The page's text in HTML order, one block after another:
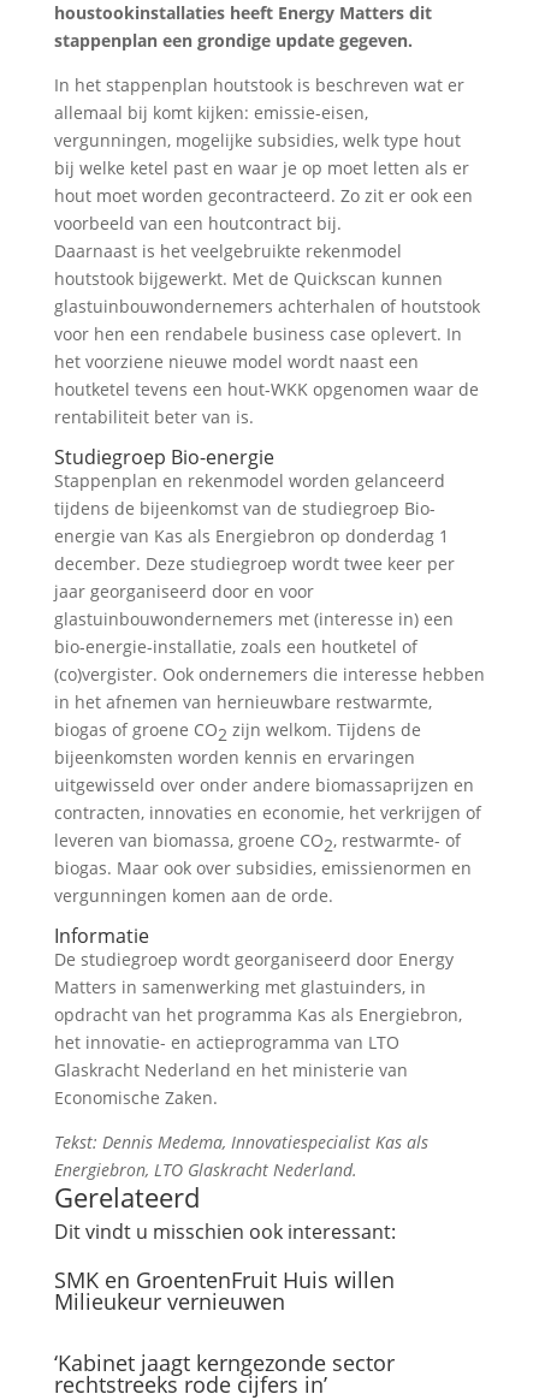
houstookinstallaties heeft Energy Matters dit
stappenplan een grondige update gegeven.
In het stappenplan houtstook is beschreven wat er
allemaal bij komt kijken: emissie-eisen,
vergunningen, mogelijke subsidies, welk type hout
bij welke ketel past en waar je op moet letten als er
hout moet worden gecontracteerd. Zo zit er ook een
voorbeeld van een houtcontract bij.
Daarnaast is het veelgebruikte rekenmodel
houtstook bijgewerkt. Met de Quickscan kunnen
glastuinbouwondernemers achterhalen of houtstook
voor hen een rendabele business case oplevert. In
het voorziene nieuwe model wordt naast een
houtketel tevens een hout-WKK opgenomen waar de
rentabiliteit beter van is.
Studiegroep Bio-energie
Stappenplan en rekenmodel worden gelanceerd
tijdens de bijeenkomst van de studiegroep Bio-
energie van Kas als Energiebron op donderdag 1
december. Deze studiegroep wordt twee keer per
jaar georganiseerd door en voor
glastuinbouwondernemers met (interesse in) een
bio-energie-installatie, zoals een houtketel of
(co)vergister. Ook ondernemers die interesse hebben
in het afnemen van hernieuwbare restwarmte,
biogas of groene CO2 zijn welkom. Tijdens de
bijeenkomsten worden kennis en ervaringen
uitgewisseld over onder andere biomassaprijzen en
contracten, innovaties en economie, het verkrijgen of
leveren van biomassa, groene CO2, restwarmte- of
biogas. Maar ook over subsidies, emissienormen en
vergunningen komen aan de orde.
Informatie
De studiegroep wordt georganiseerd door Energy
Matters in samenwerking met glastuinders, in
opdracht van het programma Kas als Energiebron,
het innovatie- en actieprogramma van LTO
Glaskracht Nederland en het ministerie van
Economische Zaken.
Tekst: Dennis Medema, Innovatiespecialist Kas als
Energiebron, LTO Glaskracht Nederland.
Gerelateerd
Dit vindt u misschien ook interessant:
SMK en GroentenFruit Huis willen
Milieukeur vernieuwen
‘Kabinet jaagt kerngezonde sector
rechtstreeks rode cijfers in’